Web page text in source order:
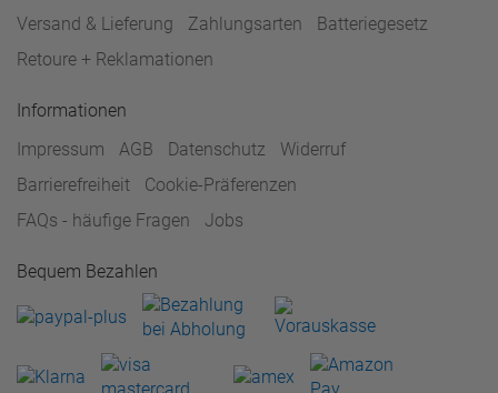
Versand & Lieferung
Zahlungsarten
Batteriegesetz
Retoure + Reklamationen
Informationen
Impressum
AGB Datenschutz
Widerruf
Barrierefreiheit
Cookie-Präferenzen
FAQs - häufige Fragen
Jobs
Bequem Bezahlen